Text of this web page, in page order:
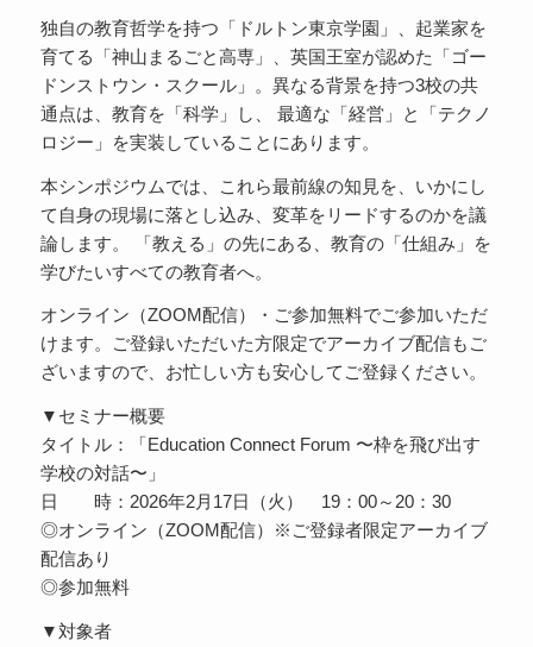
独自の教育哲学を持つ「ドルトン東京学園」、起業家を
育てる「神山まるごと高専」、英国王室が認めた「ゴー
ドンストウン・スクール」。異なる背景を持つ3校の共
通点は、教育を「科学」し、 最適な「経営」と「テクノ
ロジー」を実装していることにあります。
本シンポジウムでは、これら最前線の知見を、いかにし
て自身の現場に落とし込み、変革をリードするのかを議
論します。 「教える」の先にある、教育の「仕組み」を
学びたいすべての教育者へ。
オンライン（ZOOM配信）・ご参加無料でご参加いただ
けます。ご登録いただいた方限定でアーカイブ配信もご
ざいますので、お忙しい方も安心してご登録ください。
▼セミナー概要
タイトル：「Education Connect Forum 〜枠を飛び出す
学校の対話〜」
日 時：2026年2月17日（火） 19：00～20：30
◎オンライン（ZOOM配信）※ご登録者限定アーカイブ
配信あり
◎参加無料
▼対象者